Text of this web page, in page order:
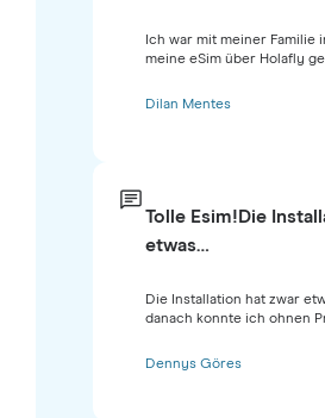
Ich war mit meiner Familie
meine eSim über Holafly
Dilan Mentes
Tolle Esim!Die
etwas…
Die Installation hat zwar
danach konnte ich ohnen
Dennys Göres